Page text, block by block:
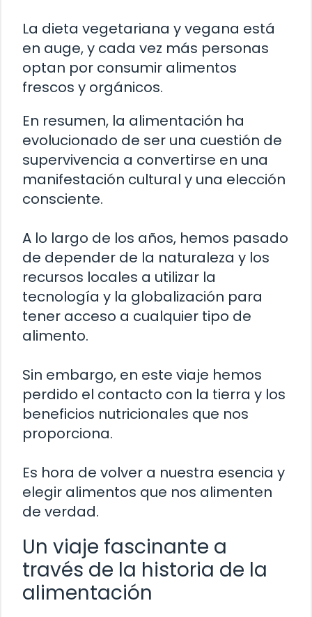
La dieta vegetariana y vegana está
en auge, y cada vez más personas
optan por consumir alimentos
frescos y orgánicos.
En resumen, la alimentación ha
evolucionado de ser una cuestión de
supervivencia a convertirse en una
manifestación cultural y una elección
consciente.
A lo largo de los años, hemos pasado
de depender de la naturaleza y los
recursos locales a utilizar la
tecnología y la globalización para
tener acceso a cualquier tipo de
alimento.
Sin embargo, en este viaje hemos
perdido el contacto con la tierra y los
beneficios nutricionales que nos
proporciona.
Es hora de volver a nuestra esencia y
elegir alimentos que nos alimenten
de verdad.
Un viaje fascinante a
través de la historia de la
alimentación